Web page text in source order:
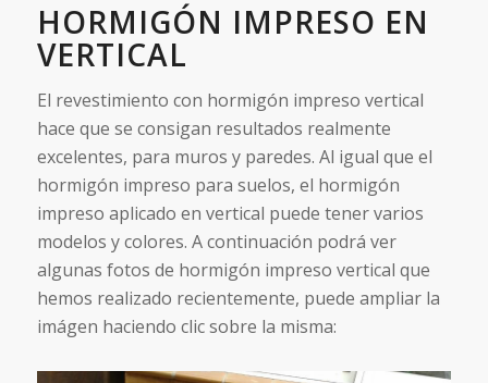
HORMIGÓN IMPRESO EN
VERTICAL
El revestimiento con hormigón impreso vertical
hace que se consigan resultados realmente
excelentes, para muros y paredes. Al igual que el
hormigón impreso para suelos, el hormigón
impreso aplicado en vertical puede tener varios
modelos y colores. A continuación podrá ver
algunas fotos de hormigón impreso vertical que
hemos realizado recientemente, puede ampliar la
imágen haciendo clic sobre la misma: